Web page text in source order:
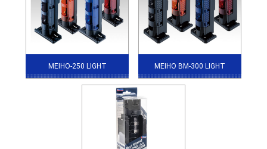
MEIHO-250 LIGHT MEIHO BM-300 LIGHT